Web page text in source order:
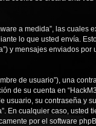
a medida”, las
lo que usted envía.
y mensajes enviados
de usuario”), una
de su cuenta en
su contraseña y
En cualquier caso,
por el software